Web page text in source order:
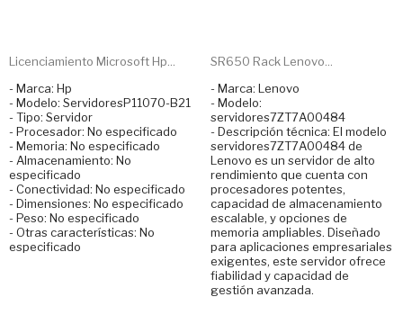
Licenciamiento Microsoft Hp...
- Marca: Hp
- Modelo: ServidoresP11070-B21
- Tipo: Servidor
- Procesador: No especificado
- Memoria: No especificado
- Almacenamiento: No
especificado
- Conectividad: No especificado
- Dimensiones: No especificado
- Peso: No especificado
- Otras características: No
especificado
SR650 Rack Lenovo...
- Marca: Lenovo
- Modelo:
servidores7ZT7A00484
- Descripción técnica: El modelo
servidores7ZT7A00484 de
Lenovo es un servidor de alto
rendimiento que cuenta con
procesadores potentes,
capacidad de almacenamiento
escalable, y opciones de
memoria ampliables. Diseñado
para aplicaciones empresariales
exigentes, este servidor ofrece
fiabilidad y capacidad de
gestión avanzada.